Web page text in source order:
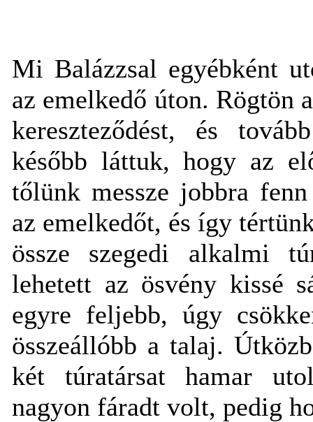
Mi Balázzsal egyébként
az emelkedő úton. Rögtön
kereszteződést, és
később láttuk, hogy az
tőlünk messze jobbra
az emelkedőt, és így
össze szegedi alkalmi
lehetett az ösvény kissé
egyre feljebb, úgy
összeállóbb a talaj.
két túratársat hamar
nagyon fáradt volt, pedig